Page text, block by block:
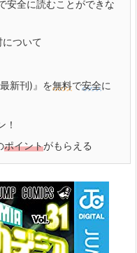
安全に読むことができな
ついて
新刊)』を無料で安全に
！
ポイントがもらえる